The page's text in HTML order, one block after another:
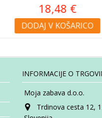
18,48 €
DODAJ V KOŠARICO
INFORMACIJE O
Moja zabava d.o.o.
Trdinova cesta 12,